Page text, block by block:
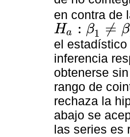
en contra de
Ha : β1 ≠ β
Ha:β1≠ 2 β3≠β β5≠β ≠0
el
inferencia
obtenerse
rango de
rechaza la
abajo se
las series es